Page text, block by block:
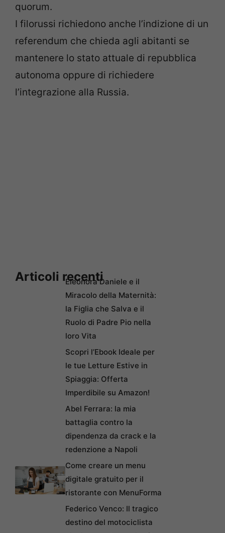
quorum.
I filorussi richiedono anche l’indizione di un
referendum che chieda agli abitanti se
mantenere lo stato attuale di repubblica
autonoma oppure di richiedere
l’integrazione alla Russia.
Articoli recentiEleonora Daniele e il
Miracolo della Maternità:
la Figlia che Salva e il
Ruolo di Padre Pio nella
loro Vita
Scopri l’Ebook Ideale per
le tue Letture Estive in
Spiaggia: Offerta
Imperdibile su Amazon!
Abel Ferrara: la mia
battaglia contro la
dipendenza da crack e la
redenzione a Napoli
Come creare un menu
digitale gratuito per il
ristorante con MenuForma
Federico Venco: Il tragico
destino del motociclista